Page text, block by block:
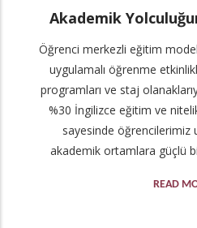
Akademik
Öğrenci merkezli eğitim
uygulamalı öğrenme
programları ve staj
%30 İngilizce eğitim ve
sayesinde öğrencilerimiz
akademik ortamlara güçlü
READ